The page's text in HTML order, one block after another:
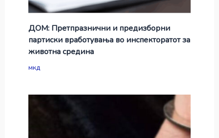
ДОМ: Претпразнични и предизборни
партиски вработувања во инспекторатот за
животна средина
мкд